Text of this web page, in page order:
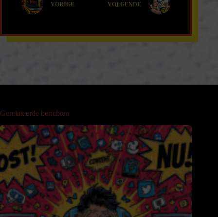
VORIGE VOLGENDE
Gerelateerde berichten